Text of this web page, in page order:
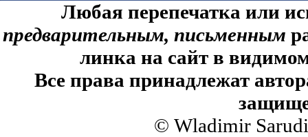
Любая перепечатка или
предварительным, письменным
линка на сайт в
Все права принадлежат
© Wladimir